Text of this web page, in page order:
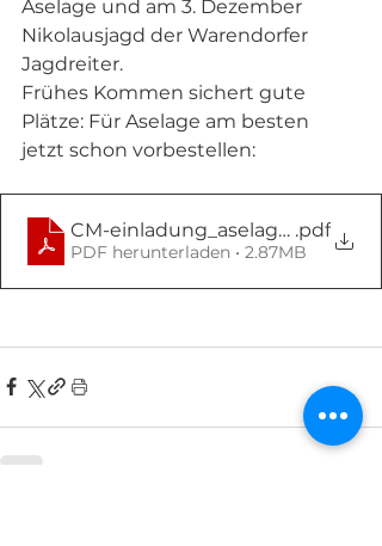
Aselage und am 3. Dezember
Nikolausjagd der Warendorfer
Jagdreiter.
Frühes Kommen sichert gute
Plätze: Für Aselage am besten
jetzt schon vorbestellen:
CM-einladung_aselage_23
.pdf
PDF herunterladen • 2.87MB